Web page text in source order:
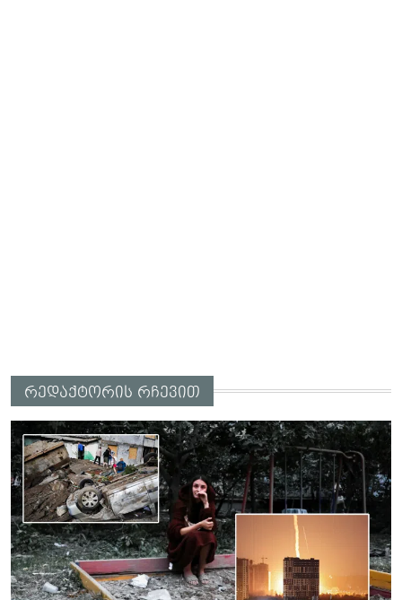
რედაქტორის რჩევით